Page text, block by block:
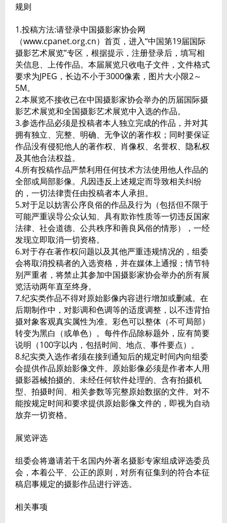
规则
1.投稿方法:请登录中国摄影家协会网
（www.cpanet.org.cn）首页，进入“中国第19届国际
摄影艺术展览”专区，根据提示，注册登录后，填写相
关信息、上传作品。本届展览只收电子文件，文件格式
要求为JPEG，长边不小于3000像素，图片大小限2～
5M。
2.本展览不接收已在中国摄影家协会举办的历届国际摄
影艺术展览和全国摄影艺术展览中入选的作品。
3.参选作品必须是投稿者本人独立完成的作品，并对其
拥有独立、完整、明确、无争议的著作权；同时要保证
作品没有侵犯他人的著作权、肖像权、名誉权、隐私权
及其他合法权益。
4.所有投稿作品严禁利用任何技术方法使用他人作品的
全部或局部影像。凡因违反上述规定而导致相关纠纷
的，一切法律责任由投稿者本人承担。
5.对于足以妨害公序良俗的作品及行为（包括但不限于
可能严重误导公众认知、具有欺诈性质等一切违反国家
法律、社会道德、公共秩序和善良风俗的情形），一经
发现立即取消一切资格。
6.对于存在著作权问题以及其他严重违规情况的，组委
会将取消投稿者的入选资格，并在媒体上通报；情节特
别严重者，将禁止其参加中国摄影家协会举办的所有展
览活动两年直至终身。
7.纪实类作品不得对原始影像内容进行增加或删减。在
后期制作中，对影调和色调等的适度调整，以不违背拍
摄对象客观真实属性为准。彩色可以整体（不可局部）
转变为黑白（或单色）。每件作品除标题外，应有简要
说明（100字以内，包括时间、地点、事件要点）。
8.纪实类入选作者须在接到通知后的规定时间内向组委
会提供作品原始影像文件。原始影像必须是作者本人用
摄影器械拍摄的、未经任何软件处理的、含有拍摄机
型、拍摄时间、相关参数等完整原始数据的文件。对不
能按规定时间和要求提供原始影像文件的，即视为自动
放弃一切资格。
展览评选
组委会将邀请若干名国内外著名摄影专家组成评选委员
会，本着公平、公正的原则，对所有征集到的符合本征
稿启事规定的摄影作品进行评选。
相关事项